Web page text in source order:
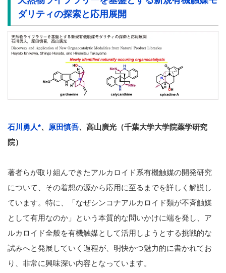
ダリティの探索と応用展開
石川勇人*、 原田慎吾、高山廣光 （千葉大学大学院薬学研究
院）
著者らが取り組んできたアルカロイド系有機触媒の開発研究
について、その着想の源から応用に至るまでを詳しく解説し
ています。特に、「なぜシンコナアルカロイド類が不斉触媒
として有用なのか」という本質的な問いかけに端を発し、ア
ルカロイド全般を有機触媒として活用しようとする挑戦的な
試みへと発展していく過程が、明快かつ魅力的に書かれてお
り、非常に興味深い内容となっています。